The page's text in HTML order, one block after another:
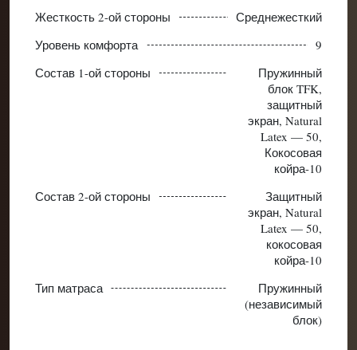
Жесткость 2-ой стороны
Среднежесткий
Уровень комфорта
9
Состав 1-ой стороны
Пружинный
блок TFK,
защитный
экран, Natural
Latex — 50,
Кокосовая
койра-10
Состав 2-ой стороны
Защитный
экран, Natural
Latex — 50,
кокосовая
койра-10
Тип матраса
Пружинный
(независимый
блок)